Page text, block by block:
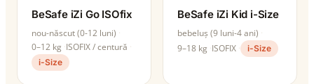
BeSafe iZi Go ISOfix
nou-născut (0-12 luni)
0–12 kg ISOFIX / centură
i-Size
BeSafe iZi Kid i-Size
bebeluș (9 luni-4 ani)
9–18 kg ISOFIX i-Size